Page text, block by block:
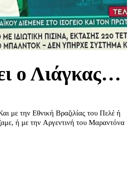
ο Λιάγκας…
με την Εθνική Βραζιλίας του Πελέ ή
ή με την Αργεντινή του Μαραντόνα